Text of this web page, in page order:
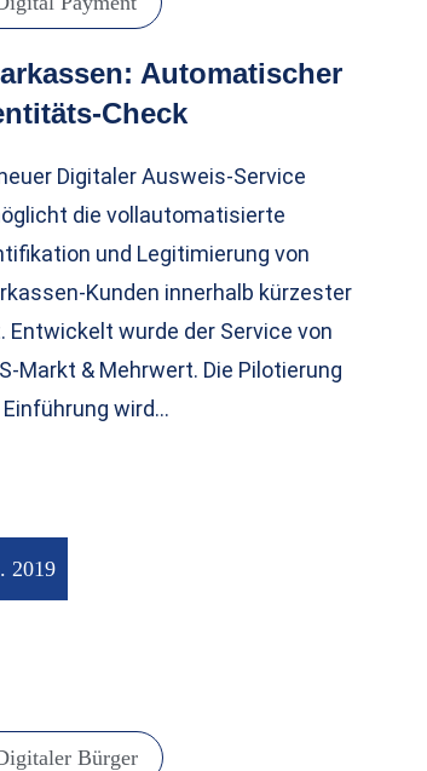
Automatischer
Check
Digitaler Ausweis-Service
die vollautomatisierte
und Legitimierung von
Kunden innerhalb kürzester
Entwickelt wurde der Service von
Markt & Mehrwert. Die Pilotierung
Einführung wird…
2019
Bürger